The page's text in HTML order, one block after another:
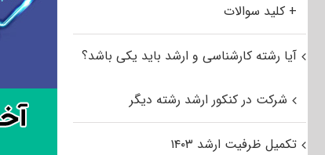
+ کلید سوالات
آیا رشته کارشناسی و ارشد باید یکی باشد؟
شرکت در کنکور ارشد رشته دیگر
تکمیل ظرفیت ارشد ۱۴۰۳